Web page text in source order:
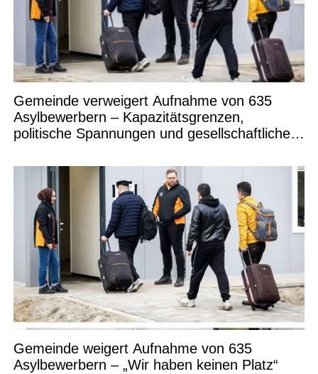
Gemeinde verweigert Aufnahme von 635
Asylbewerbern – Kapazitätsgrenzen,
politische Spannungen und gesellschaftliche
Gemeinde weigert Aufnahme von 635
Asylbewerbern – „Wir haben keinen Platz“